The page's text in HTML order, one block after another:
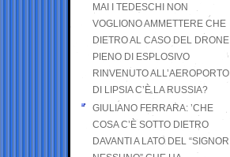
MAI I TEDESCHI NON
VOGLIONO AMMETTERE CHE
DIETRO AL CASO DEL DRONE
PIENO DI ESPLOSIVO
RINVENUTO ALL’AEROPORTO
DI LIPSIA C’È LA RUSSIA?
GIULIANO FERRARA: ’CHE
COSA C’È SOTTO DIETRO
DAVANTI A LATO DEL “SIGNOR